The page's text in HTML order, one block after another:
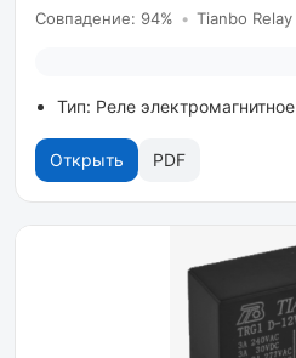
Совпадение: 94% • Tianbo Relay
Тип: Реле электромагнитное
Открыть PDF